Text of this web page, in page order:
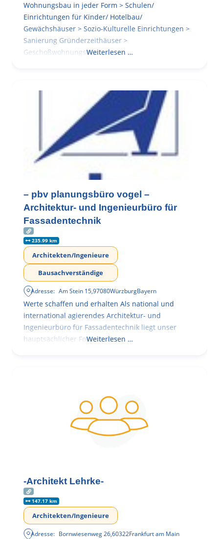
Wohnungsbau in jeder Form > Schulen/
Einrichtungen für Kinder/ Hotelbau/
Gewächshäuser > Sozio-Kulturelle Einrichtungen >
Sanierung Gründerzeithäuser >
GeschoßwohnungsbauWeiterlesen …
– pbv planungsbüro vogel –
Architektur- und Ingenieurbüro für
Fassadentechnik
235.99 km
Architekten/Ingenieure
Bausachverständige
Adresse: Am Stein 15,97080WürzburgBayern
Werte schaffen und erhalten Als national und
international agierendes Architektur- und
Ingenieurbüro für Fassadentechnik liegt unser
hauptsächlicher Fokus in der
Weiterlesen …
-Architekt Lehrke-
147.17 km
Architekten/Ingenieure
Adresse: Bornwiesenweg 26,60322Frankfurt am Main